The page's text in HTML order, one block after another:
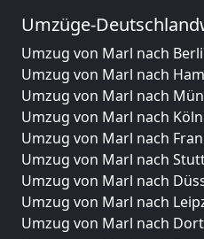
Umzüge-
Umzug von Marl nach
Umzug von Marl nach
Umzug von Marl nach
Umzug von Marl nach Köln
Umzug von Marl nach
Umzug von Marl nach
Umzug von Marl nach
Umzug von Marl nach
Umzug von Marl nach